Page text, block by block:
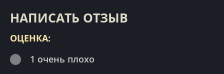
НАПИСАТЬ ОТЗЫВ
ОЦЕНКА:
1 очень плохо